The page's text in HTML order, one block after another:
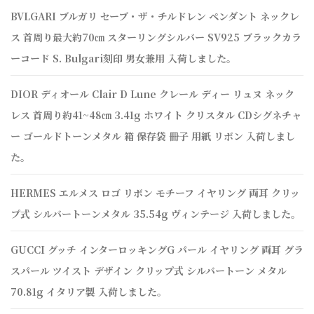
BVLGARI ブルガリ セーブ・ザ・チルドレン ペンダント ネックレ
ス 首周り最大約70㎝ スターリングシルバー SV925 ブラックカラ
ーコード S. Bulgari刻印 男女兼用 入荷しました。
DIOR ディオール Clair D Lune クレール ディー リュヌ ネック
レス 首周り約41~48㎝ 3.41g ホワイト クリスタル CDシグネチャ
ー ゴールドトーンメタル 箱 保存袋 冊子 用紙 リボン 入荷しまし
た。
HERMES エルメス ロゴ リボン モチーフ イヤリング 両耳 クリッ
プ式 シルバートーンメタル 35.54g ヴィンテージ 入荷しました。
GUCCI グッチ インターロッキングG パール イヤリング 両耳 グラ
スパール ツイスト デザイン クリップ式 シルバートーン メタル
70.81g イタリア製 入荷しました。